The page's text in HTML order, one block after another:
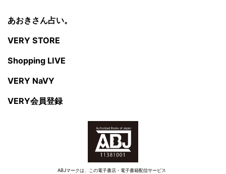
あおきさん占い。
VERY STORE
Shopping LIVE
VERY NaVY
VERY会員登録
ABJマークは、この電子書店・電子書籍配信サービス